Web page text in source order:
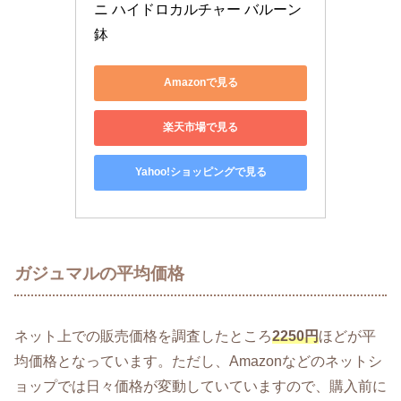
ニ ハイドロカルチャー バルーン
鉢
Amazonで見る
楽天市場で見る
Yahoo!ショッピングで見る
ガジュマルの平均価格
ネット上での販売価格を調査したところ2250円ほどが平
均価格となっています。ただし、Amazonなどのネットシ
ョップでは日々価格が変動していていますので、購入前に